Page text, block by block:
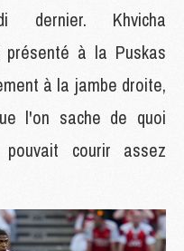
dernier. Khvicha
à la Puskas
à la jambe droite,
l'on sache de quoi
courir assez